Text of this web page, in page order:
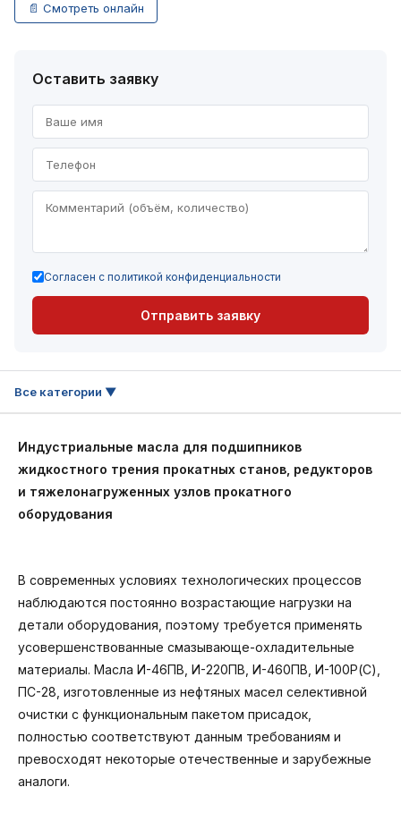
📄 Смотреть онлайн
Оставить заявку
Согласен с политикой конфиденциальности
Отправить заявку
Индустриальные масла для подшипников
жидкостного трения прокатных станов, редукторов
и тяжелонагруженных узлов прокатного
оборудования
В современных условиях технологических процессов
наблюдаются постоянно возрастающие нагрузки на
детали оборудования, поэтому требуется применять
усовершенствованные смазывающе-охладительные
материалы. Масла И-46ПВ, И-220ПВ, И-460ПВ, И-100Р(С),
ПС-28, изготовленные из нефтяных масел селективной
очистки с функциональным пакетом присадок,
полностью соответствуют данным требованиям и
превосходят некоторые отечественные и зарубежные
аналоги.